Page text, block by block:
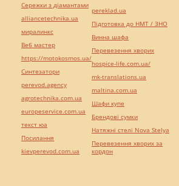
Сережки з діамантами
alliancetechnika.ua
миралинкс
Веб мастер
https://motokosmos.ua/
Синтезатори
perevod.agency
agrotechnika.com.ua
europeservice.com.ua
текст юа
Посилання
kievperevod.com.ua
pereklad.ua
Підготовка до НМТ / ЗНО
Винна шафа
Перевезення хворих
hospice-life.com.ua/
mk-translations.ua
maltina.com.ua
Шафи купе
Брендові сумки
Натяжні стелі Nova Stelya
Перевезення хворих за
кордон